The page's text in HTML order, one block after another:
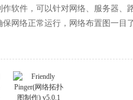
作软件，可以针对网络、服务器、
网络正常运行，网络布置图一目